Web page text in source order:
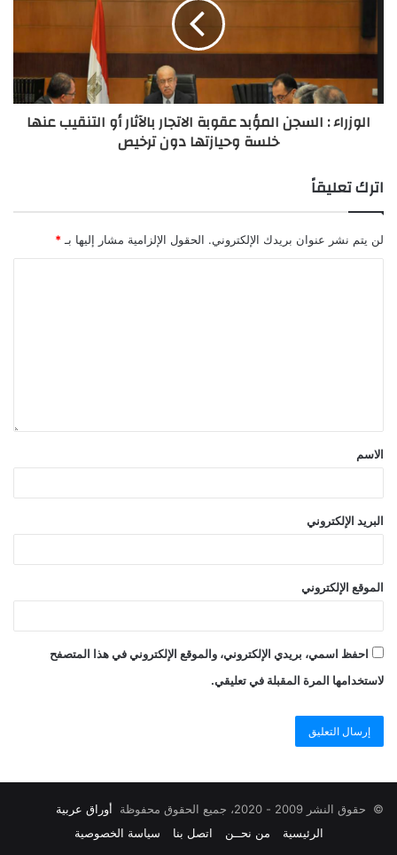
الوزراء : السجن المؤبد عقوبة الاتجار بالآثار أو التنقيب عنها
خلسة وحيازتها دون ترخيص
اترك تعليقاً
لن يتم نشر عنوان بريدك الإلكتروني. الحقول الإلزامية مشار إليها بـ *
الاسم
البريد الإلكتروني
الموقع الإلكتروني
احفظ اسمي، بريدي الإلكتروني، والموقع الإلكتروني في هذا المتصفح
لاستخدامها المرة المقبلة في تعليقي.
© حقوق النشر 2009 - 2020، جميع الحقوق محفوظة
أوراق عربية
الرئيسية
من نحــن اتصل بنا
سياسة الخصوصية